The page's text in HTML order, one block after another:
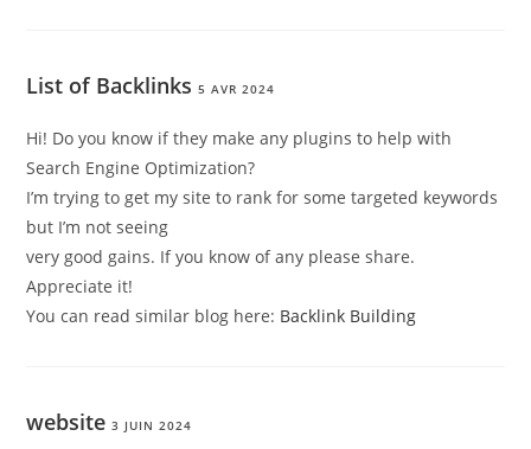
List of Backlinks 5 AVR 2024
Hi! Do you know if they make any plugins to help with
Search Engine Optimization?
I’m trying to get my site to rank for some targeted keywords
but I’m not seeing
very good gains. If you know of any please share.
Appreciate it!
You can read similar blog here: Backlink Building
website 3 JUIN 2024